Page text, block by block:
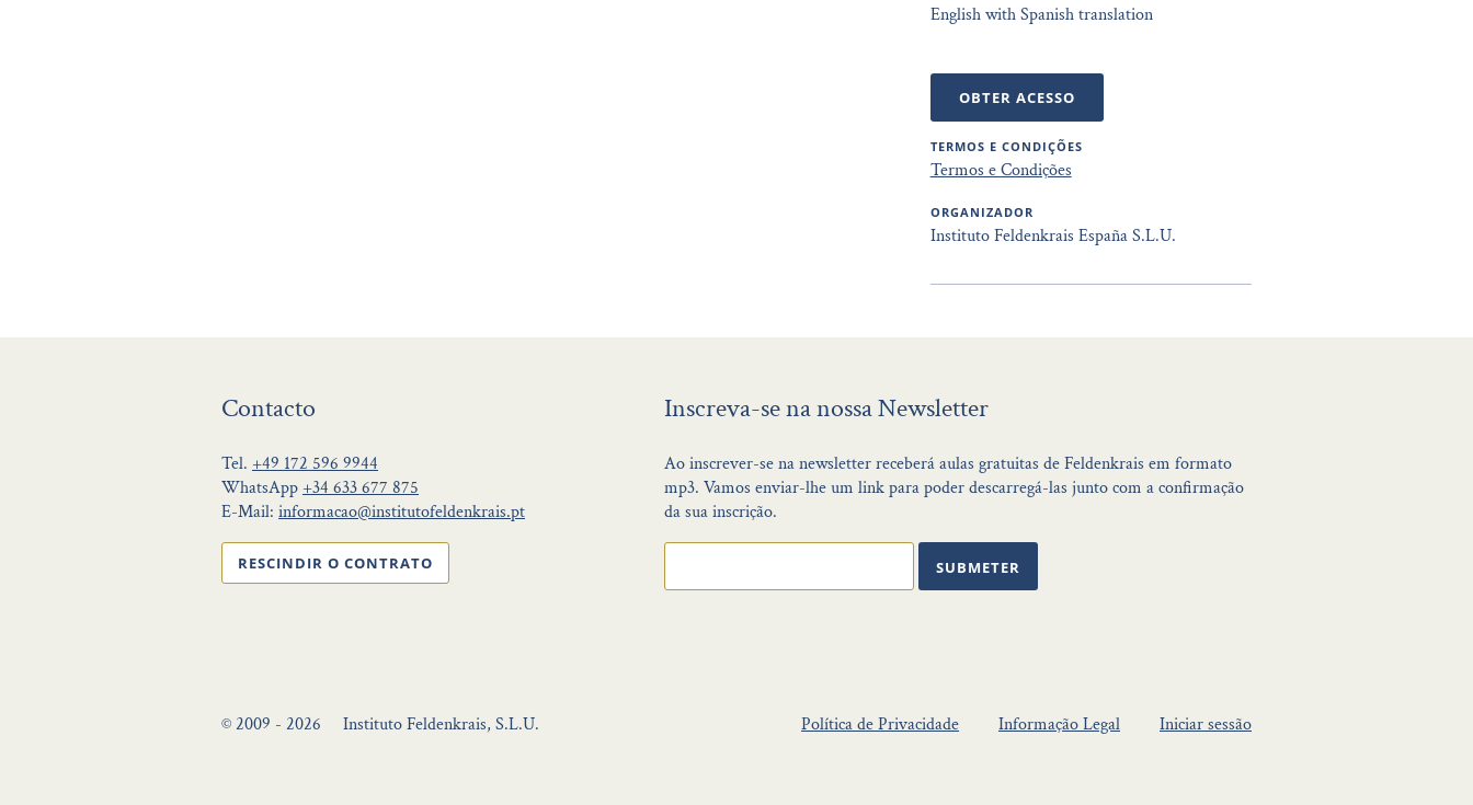
English with Spanish translation
OBTER ACESSO
TERMOS E CONDIÇÕES
Termos e Condições
ORGANIZADOR
Instituto Feldenkrais España S.L.U.
Contacto
Tel. +49 172 596 9944
WhatsApp +34 633 677 875
E-Mail: informacao@institutofeldenkrais.pt
RESCINDIR O CONTRATO
Inscreva-se na nossa Newsletter
Ao inscrever-se na newsletter receberá aulas gratuitas de Feldenkrais em formato
mp3. Vamos enviar-lhe um link para poder descarregá-las junto com a confirmação
da sua inscrição.
SUBMETER
© 2009 - 2026 Instituto Feldenkrais, S.L.U. Política de Privacidade Informação Legal Iniciar sessão